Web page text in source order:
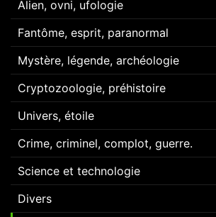
Alien, ovni, ufologie
Fantôme, esprit, paranormal
Mystère, légende, archéologie
Cryptozoologie, préhistoire
Univers, étoile
Crime, criminel, complot, guerre.
Science et technologie
Divers